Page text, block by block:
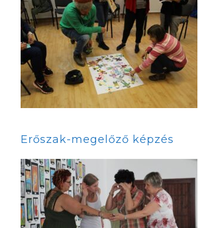
Erőszak-megelőző képzés